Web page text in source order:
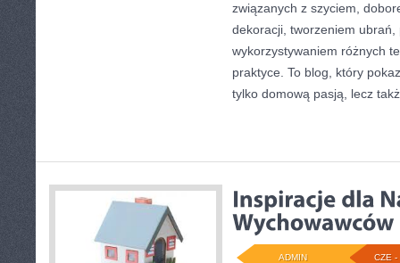
związanych z szyciem,
dekoracji, tworzeniem
wykorzystywaniem różnych
praktyce. To blog, który
tylko domową pasją, lecz
CZE -
ADMIN